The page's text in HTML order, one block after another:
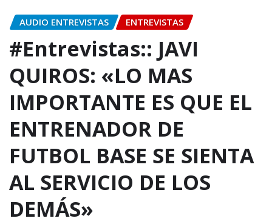
AUDIO ENTREVISTAS ENTREVISTAS
#Entrevistas:: JAVI
QUIROS: «LO MAS
IMPORTANTE ES QUE EL
ENTRENADOR DE
FUTBOL BASE SE SIENTA
AL SERVICIO DE LOS
DEMÁS»